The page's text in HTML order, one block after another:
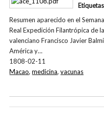
Resumen aparecido en el
Real Expedición Filantrópica de
valenciano Francisco Javier
América y…
1808-02-11
Macao,medicina,vacunas